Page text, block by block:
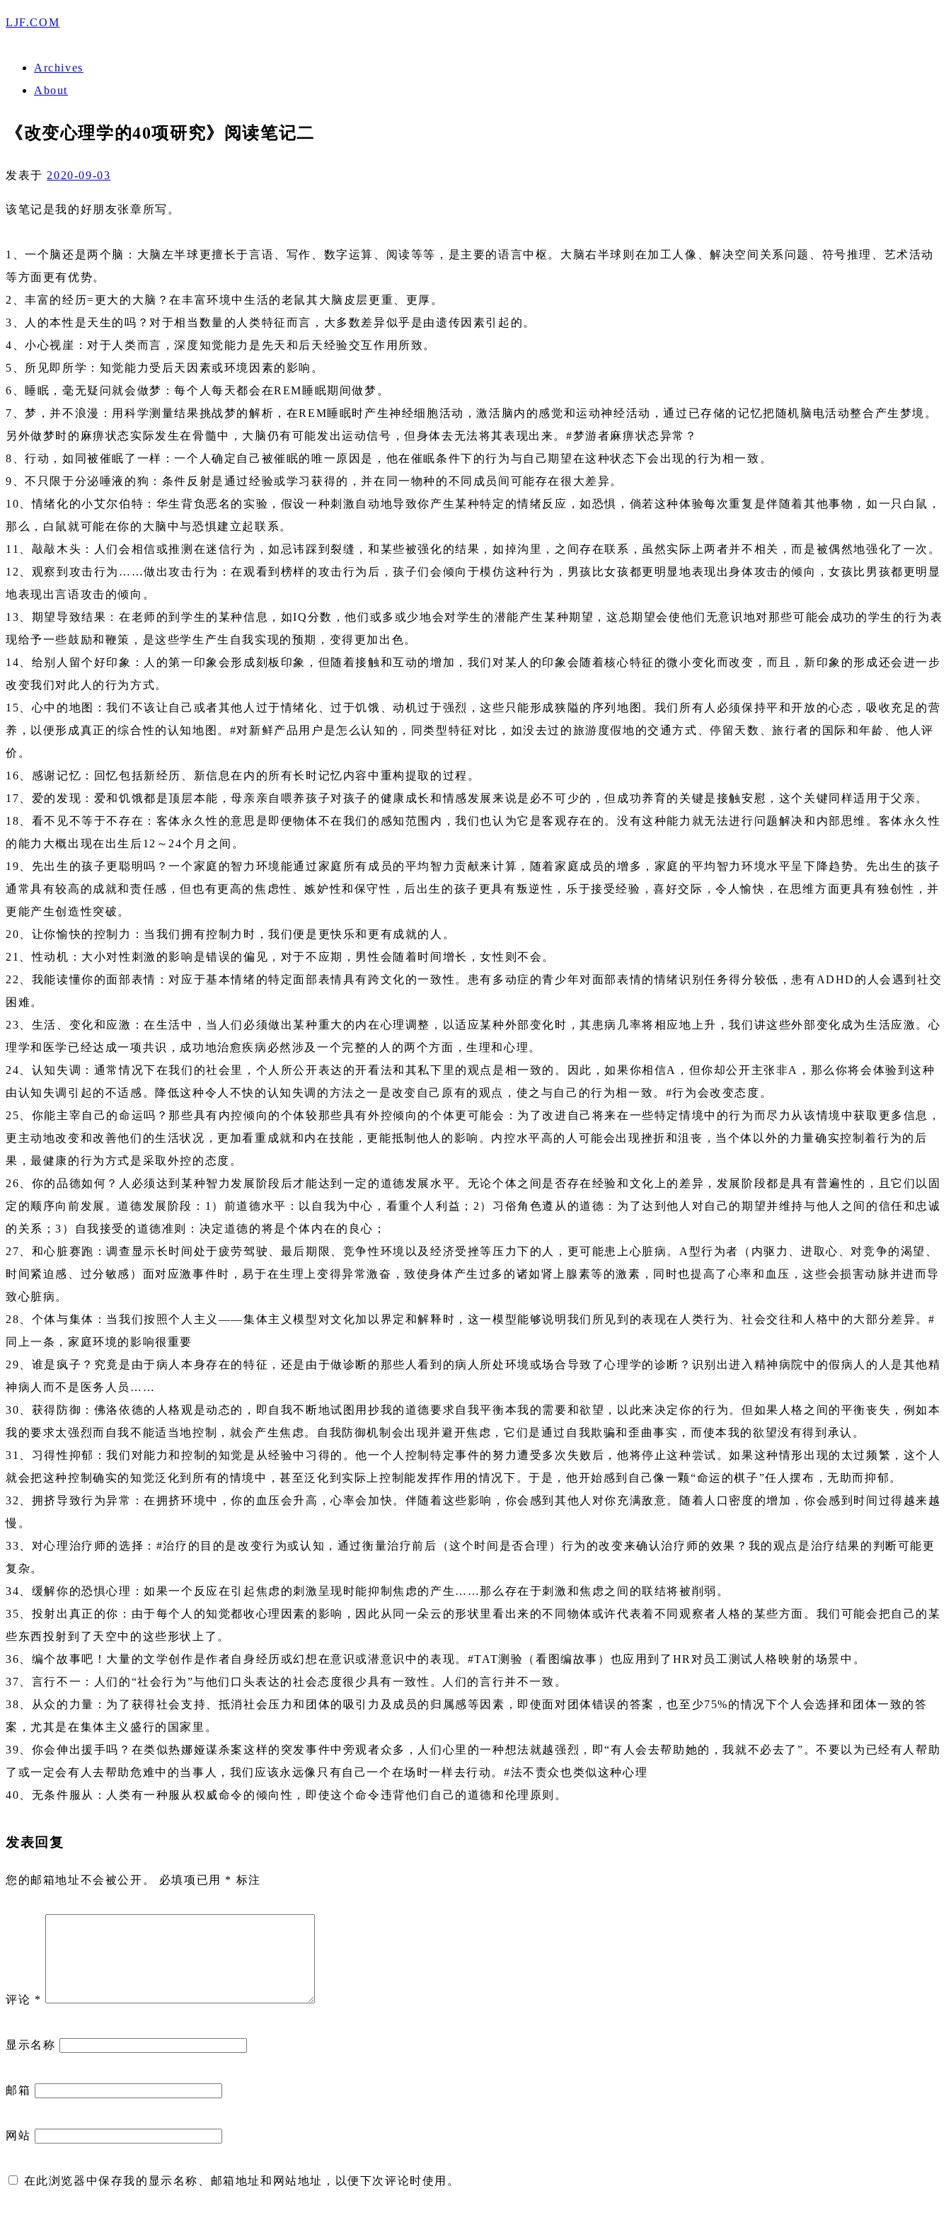
LJF.COM
Archives
About
《改变心理学的40项研究》阅读笔记二
发表于 2020-09-03
该笔记是我的好朋友张章所写。
1、一个脑还是两个脑：大脑左半球更擅长于言语、写作、数字运算、阅读等等，是主要的语言中枢。大脑右半球则在加工人像、解决空间关系问题、符号推理、艺术活动
等方面更有优势。
2、丰富的经历=更大的大脑？在丰富环境中生活的老鼠其大脑皮层更重、更厚。
3、人的本性是天生的吗？对于相当数量的人类特征而言，大多数差异似乎是由遗传因素引起的。
4、小心视崖：对于人类而言，深度知觉能力是先天和后天经验交互作用所致。
5、所见即所学：知觉能力受后天因素或环境因素的影响。
6、睡眠，毫无疑问就会做梦：每个人每天都会在REM睡眠期间做梦。
7、梦，并不浪漫：用科学测量结果挑战梦的解析，在REM睡眠时产生神经细胞活动，激活脑内的感觉和运动神经活动，通过已存储的记忆把随机脑电活动整合产生梦境。
另外做梦时的麻痹状态实际发生在骨髓中，大脑仍有可能发出运动信号，但身体去无法将其表现出来。#梦游者麻痹状态异常？
8、行动，如同被催眠了一样：一个人确定自己被催眠的唯一原因是，他在催眠条件下的行为与自己期望在这种状态下会出现的行为相一致。
9、不只限于分泌唾液的狗：条件反射是通过经验或学习获得的，并在同一物种的不同成员间可能存在很大差异。
10、情绪化的小艾尔伯特：华生背负恶名的实验，假设一种刺激自动地导致你产生某种特定的情绪反应，如恐惧，倘若这种体验每次重复是伴随着其他事物，如一只白鼠，
那么，白鼠就可能在你的大脑中与恐惧建立起联系。
11、敲敲木头：人们会相信或推测在迷信行为，如忌讳踩到裂缝，和某些被强化的结果，如掉沟里，之间存在联系，虽然实际上两者并不相关，而是被偶然地强化了一次。
12、观察到攻击行为……做出攻击行为：在观看到榜样的攻击行为后，孩子们会倾向于模仿这种行为，男孩比女孩都更明显地表现出身体攻击的倾向，女孩比男孩都更明显
地表现出言语攻击的倾向。
13、期望导致结果：在老师的到学生的某种信息，如IQ分数，他们或多或少地会对学生的潜能产生某种期望，这总期望会使他们无意识地对那些可能会成功的学生的行为表
现给予一些鼓励和鞭策，是这些学生产生自我实现的预期，变得更加出色。
14、给别人留个好印象：人的第一印象会形成刻板印象，但随着接触和互动的增加，我们对某人的印象会随着核心特征的微小变化而改变，而且，新印象的形成还会进一步
改变我们对此人的行为方式。
15、心中的地图：我们不该让自己或者其他人过于情绪化、过于饥饿、动机过于强烈，这些只能形成狭隘的序列地图。我们所有人必须保持平和开放的心态，吸收充足的营
养，以便形成真正的综合性的认知地图。#对新鲜产品用户是怎么认知的，同类型特征对比，如没去过的旅游度假地的交通方式、停留天数、旅行者的国际和年龄、他人评
价。
16、感谢记忆：回忆包括新经历、新信息在内的所有长时记忆内容中重构提取的过程。
17、爱的发现：爱和饥饿都是顶层本能，母亲亲自喂养孩子对孩子的健康成长和情感发展来说是必不可少的，但成功养育的关键是接触安慰，这个关键同样适用于父亲。
18、看不见不等于不存在：客体永久性的意思是即便物体不在我们的感知范围内，我们也认为它是客观存在的。没有这种能力就无法进行问题解决和内部思维。客体永久性
的能力大概出现在出生后12～24个月之间。
19、先出生的孩子更聪明吗？一个家庭的智力环境能通过家庭所有成员的平均智力贡献来计算，随着家庭成员的增多，家庭的平均智力环境水平呈下降趋势。先出生的孩子
通常具有较高的成就和责任感，但也有更高的焦虑性、嫉妒性和保守性，后出生的孩子更具有叛逆性，乐于接受经验，喜好交际，令人愉快，在思维方面更具有独创性，并
更能产生创造性突破。
20、让你愉快的控制力：当我们拥有控制力时，我们便是更快乐和更有成就的人。
21、性动机：大小对性刺激的影响是错误的偏见，对于不应期，男性会随着时间增长，女性则不会。
22、我能读懂你的面部表情：对应于基本情绪的特定面部表情具有跨文化的一致性。患有多动症的青少年对面部表情的情绪识别任务得分较低，患有ADHD的人会遇到社交
困难。
23、生活、变化和应激：在生活中，当人们必须做出某种重大的内在心理调整，以适应某种外部变化时，其患病几率将相应地上升，我们讲这些外部变化成为生活应激。心
理学和医学已经达成一项共识，成功地治愈疾病必然涉及一个完整的人的两个方面，生理和心理。
24、认知失调：通常情况下在我们的社会里，个人所公开表达的开看法和其私下里的观点是相一致的。因此，如果你相信A，但你却公开主张非A，那么你将会体验到这种
由认知失调引起的不适感。降低这种令人不快的认知失调的方法之一是改变自己原有的观点，使之与自己的行为相一致。#行为会改变态度。
25、你能主宰自己的命运吗？那些具有内控倾向的个体较那些具有外控倾向的个体更可能会：为了改进自己将来在一些特定情境中的行为而尽力从该情境中获取更多信息，
更主动地改变和改善他们的生活状况，更加看重成就和内在技能，更能抵制他人的影响。内控水平高的人可能会出现挫折和沮丧，当个体以外的力量确实控制着行为的后
果，最健康的行为方式是采取外控的态度。
26、你的品德如何？人必须达到某种智力发展阶段后才能达到一定的道德发展水平。无论个体之间是否存在经验和文化上的差异，发展阶段都是具有普遍性的，且它们以固
定的顺序向前发展。道德发展阶段：1）前道德水平：以自我为中心，看重个人利益；2）习俗角色遵从的道德：为了达到他人对自己的期望并维持与他人之间的信任和忠诚
的关系；3）自我接受的道德准则：决定道德的将是个体内在的良心；
27、和心脏赛跑：调查显示长时间处于疲劳驾驶、最后期限、竞争性环境以及经济受挫等压力下的人，更可能患上心脏病。A型行为者（内驱力、进取心、对竞争的渴望、
时间紧迫感、过分敏感）面对应激事件时，易于在生理上变得异常激奋，致使身体产生过多的诸如肾上腺素等的激素，同时也提高了心率和血压，这些会损害动脉并进而导
致心脏病。
28、个体与集体：当我们按照个人主义——集体主义模型对文化加以界定和解释时，这一模型能够说明我们所见到的表现在人类行为、社会交往和人格中的大部分差异。#
同上一条，家庭环境的影响很重要
29、谁是疯子？究竟是由于病人本身存在的特征，还是由于做诊断的那些人看到的病人所处环境或场合导致了心理学的诊断？识别出进入精神病院中的假病人的人是其他精
神病人而不是医务人员……
30、获得防御：佛洛依德的人格观是动态的，即自我不断地试图用抄我的道德要求自我平衡本我的需要和欲望，以此来决定你的行为。但如果人格之间的平衡丧失，例如本
我的要求太强烈而自我不能适当地控制，就会产生焦虑。自我防御机制会出现并避开焦虑，它们是通过自我欺骗和歪曲事实，而使本我的欲望没有得到承认。
31、习得性抑郁：我们对能力和控制的知觉是从经验中习得的。他一个人控制特定事件的努力遭受多次失败后，他将停止这种尝试。如果这种情形出现的太过频繁，这个人
就会把这种控制确实的知觉泛化到所有的情境中，甚至泛化到实际上控制能发挥作用的情况下。于是，他开始感到自己像一颗“命运的棋子”任人摆布，无助而抑郁。
32、拥挤导致行为异常：在拥挤环境中，你的血压会升高，心率会加快。伴随着这些影响，你会感到其他人对你充满敌意。随着人口密度的增加，你会感到时间过得越来越
慢。
33、对心理治疗师的选择：#治疗的目的是改变行为或认知，通过衡量治疗前后（这个时间是否合理）行为的改变来确认治疗师的效果？我的观点是治疗结果的判断可能更
复杂。
34、缓解你的恐惧心理：如果一个反应在引起焦虑的刺激呈现时能抑制焦虑的产生……那么存在于刺激和焦虑之间的联结将被削弱。
35、投射出真正的你：由于每个人的知觉都收心理因素的影响，因此从同一朵云的形状里看出来的不同物体或许代表着不同观察者人格的某些方面。我们可能会把自己的某
些东西投射到了天空中的这些形状上了。
36、编个故事吧！大量的文学创作是作者自身经历或幻想在意识或潜意识中的表现。#TAT测验（看图编故事）也应用到了HR对员工测试人格映射的场景中。
37、言行不一：人们的“社会行为”与他们口头表达的社会态度很少具有一致性。人们的言行并不一致。
38、从众的力量：为了获得社会支持、抵消社会压力和团体的吸引力及成员的归属感等因素，即使面对团体错误的答案，也至少75%的情况下个人会选择和团体一致的答
案，尤其是在集体主义盛行的国家里。
39、你会伸出援手吗？在类似热娜娅谋杀案这样的突发事件中旁观者众多，人们心里的一种想法就越强烈，即“有人会去帮助她的，我就不必去了”。不要以为已经有人帮助
了或一定会有人去帮助危难中的当事人，我们应该永远像只有自己一个在场时一样去行动。#法不责众也类似这种心理
40、无条件服从：人类有一种服从权威命令的倾向性，即使这个命令违背他们自己的道德和伦理原则。
发表回复
您的邮箱地址不会被公开。 必填项已用 * 标注
评论 *
显示名称
邮箱
网站
在此浏览器中保存我的显示名称、邮箱地址和网站地址，以便下次评论时使用。